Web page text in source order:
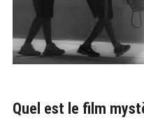
Quel est le film